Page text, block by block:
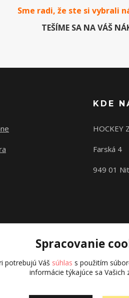
Sme radi, že ste si vybrali
TEŠÍME SA NA VÁŠ
KDE
HOCKEY
Farská 4
949 01
Spracovanie
potrebujú Váš súhlas s použitím
informácie týkajúce sa Vašich